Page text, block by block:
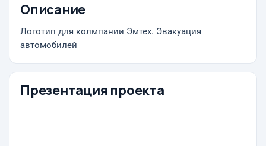
Описание
Логотип для колмпании Эмтех. Эвакуация
автомобилей
Презентация проекта